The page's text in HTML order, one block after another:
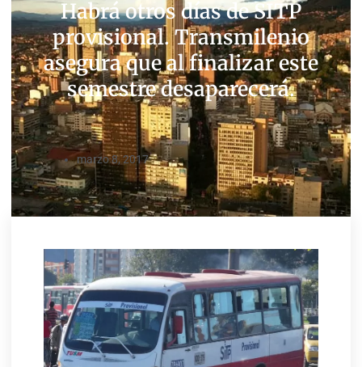
Habrá otros días de SITP
provisional. Transmilenio
asegura que al finalizar este
semestre desaparecerá.
marzo 8, 2017